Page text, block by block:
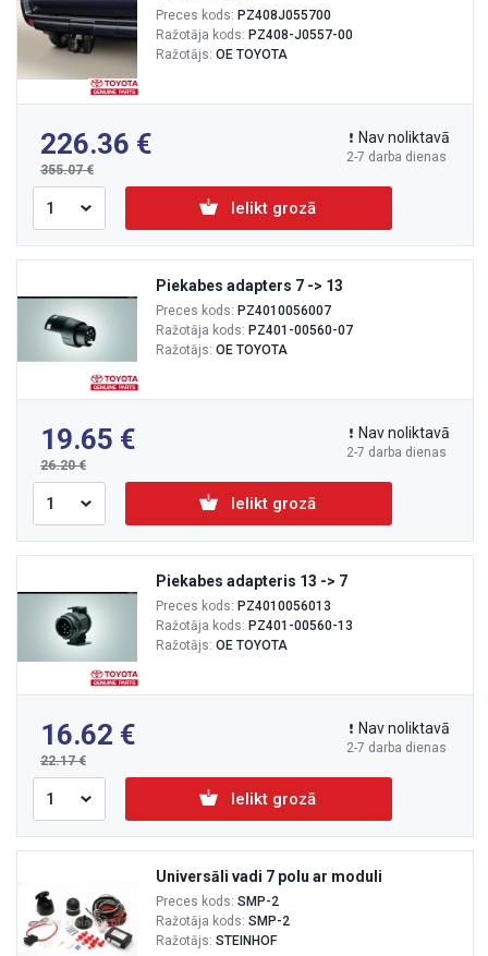
Preces kods: PZ408J055700
Ražotāja kods: PZ408-J0557-00
Ražotājs: OE TOYOTA
226.36
355.07
2-7 darba dienas
Nav noliktavā
Ielikt grozā
Piekabes adapters 7 -> 13
Preces kods: PZ4010056007
Ražotāja kods: PZ401-00560-07
Ražotājs: OE TOYOTA
19.65
26.20
2-7 darba dienas
Nav noliktavā
Ielikt grozā
Piekabes adapteris 13 -> 7
Preces kods: PZ4010056013
Ražotāja kods: PZ401-00560-13
Ražotājs: OE TOYOTA
16.62
22.17
2-7 darba dienas
Nav noliktavā
Ielikt grozā
Universāli vadi 7 polu ar moduli
Preces kods: SMP-2
Ražotāja kods: SMP-2
Ražotājs: STEINHOF